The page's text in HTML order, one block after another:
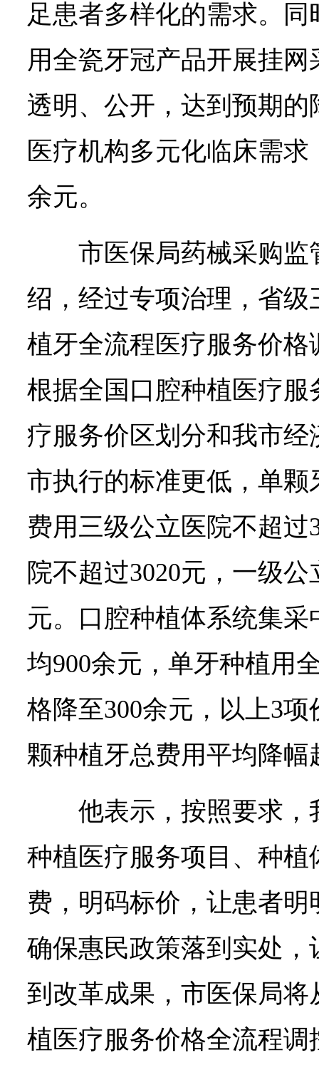
足患者多样化的需求。
用全瓷牙冠产品开展挂
透明、公开，达到预期
医疗机构多元化临床需
余元。
市医保局药械采购
绍，经过专项治理，省
植牙全流程医疗服务价格
根据全国口腔种植医疗
疗服务价区划分和我市
市执行的标准更低，单
费用三级公立医院不超过
院不超过3020元，一级
元。口腔种植体系统集
均900余元，单牙种植用
格降至300余元，以上3
颗种植牙总费用平均降幅
他表示，按照要求
种植医疗服务项目、种
费，明码标价，让患者
确保惠民政策落到实处
到改革成果，市医保局
植医疗服务价格全流程